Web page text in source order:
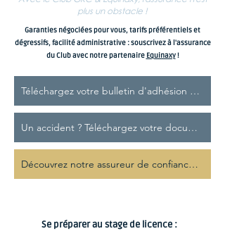
plus un obstacle !
Garanties négociées pour vous, tarifs préférentiels et
dégressifs, facilité administrative : souscrivez à l'assurance
du Club avec notre partenaire Equinaxy!
Téléchargez votre bulletin d'adhésion 2026
Un accident ? Téléchargez votre document de déclaration
Découvrez notre assureur de confiance : Equinaxy
Se préparer au stage de licence :